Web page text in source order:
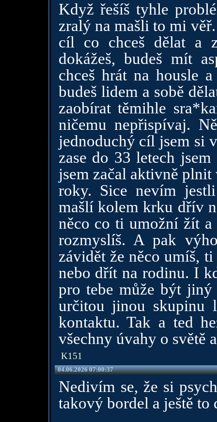
Když řešíš tyhle
zralý na mašli to mi
cíl co chceš dělat a
dokážeš, budeš mít
chceš hrát na housle
budeš lidem a sobě
zaobírat těmihle
ničemu nepřispívaj.
jednoduchý cíl jsem si
zase do 33 letech
jsem začal aktivně
roky. Sice nevím
mašlí kolem krku dřív
něco co ti umožní žít a
rozmyslíš. A pak
závidět že něco umíš,
nebo dřít na rodinu. I
pro tebe může být jiný
určitou jinou skupinu
kontaktu. Tak a ted
všechny úvahy o světě
K151
04.06.2026 07:00:37
Nedivím se, že si
takový bordel a ještě